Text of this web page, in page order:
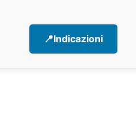
📍Indicazioni